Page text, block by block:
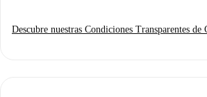
Se requerirá un depósito de seguridad para su
Descubre nuestras Condiciones Transparentes de